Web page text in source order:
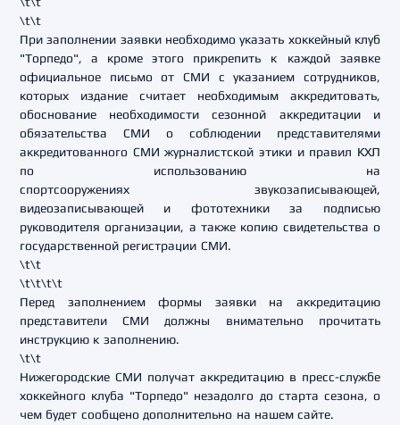
\t\t
При заполнении заявки необходимо указать хоккейный клуб
"Торпедо", а кроме этого прикрепить к каждой заявке
официальное письмо от СМИ суказанием сотрудников,
которых издание считает необходимым аккредитовать,
обоснование необходимости сезонной аккредитации и
обязательства СМИ о соблюдении представителями
аккредитованного СМИ журналистской этики и правил КХЛ
по использованию на
спортсооружениях звукозаписывающей,
видеозаписывающей и фототехники за подписью
руководителя организации, а также копию свидетельства о
государственной регистрации СМИ.
\t\t
\t\t\t\t
Перед заполнением формы заявки на аккредитацию
представители СМИ должны внимательно прочитать
инструкцию к заполнению.
\t\t
Нижегородские СМИ получат аккредитацию в пресс-службе
хоккейного клуба "Торпедо" незадолго до старта сезона, о
чем будет сообщено дополнительно на нашем сайте.